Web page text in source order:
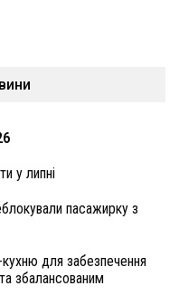
у липні
пасажирку з
для забезпечення
збалансованим